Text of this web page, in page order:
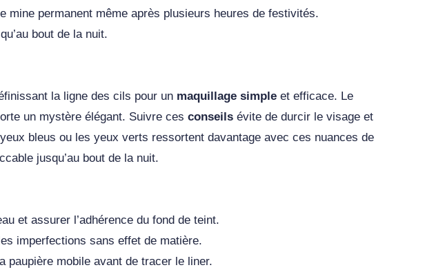
permanent même après plusieurs heures de festivités.
bout de la nuit.
la ligne des cils pour un maquillage simple et efficace. Le
un mystère élégant. Suivre ces conseils évite de durcir le visage et
bleus ou les yeux verts ressortent davantage avec ces nuances de
jusqu’au bout de la nuit.
et assurer l’adhérence du fond de teint.
imperfections sans effet de matière.
paupière mobile avant de tracer le liner.